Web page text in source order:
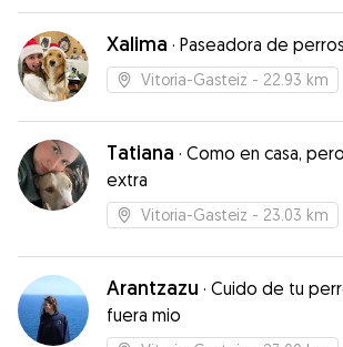
Xalima · Paseadora de perros
Vitoria-Gasteiz - 22.93 km
Tatiana · Como en casa,
extra
Vitoria-Gasteiz - 23.03 km
Arantzazu · Cuido de tu
fuera mio